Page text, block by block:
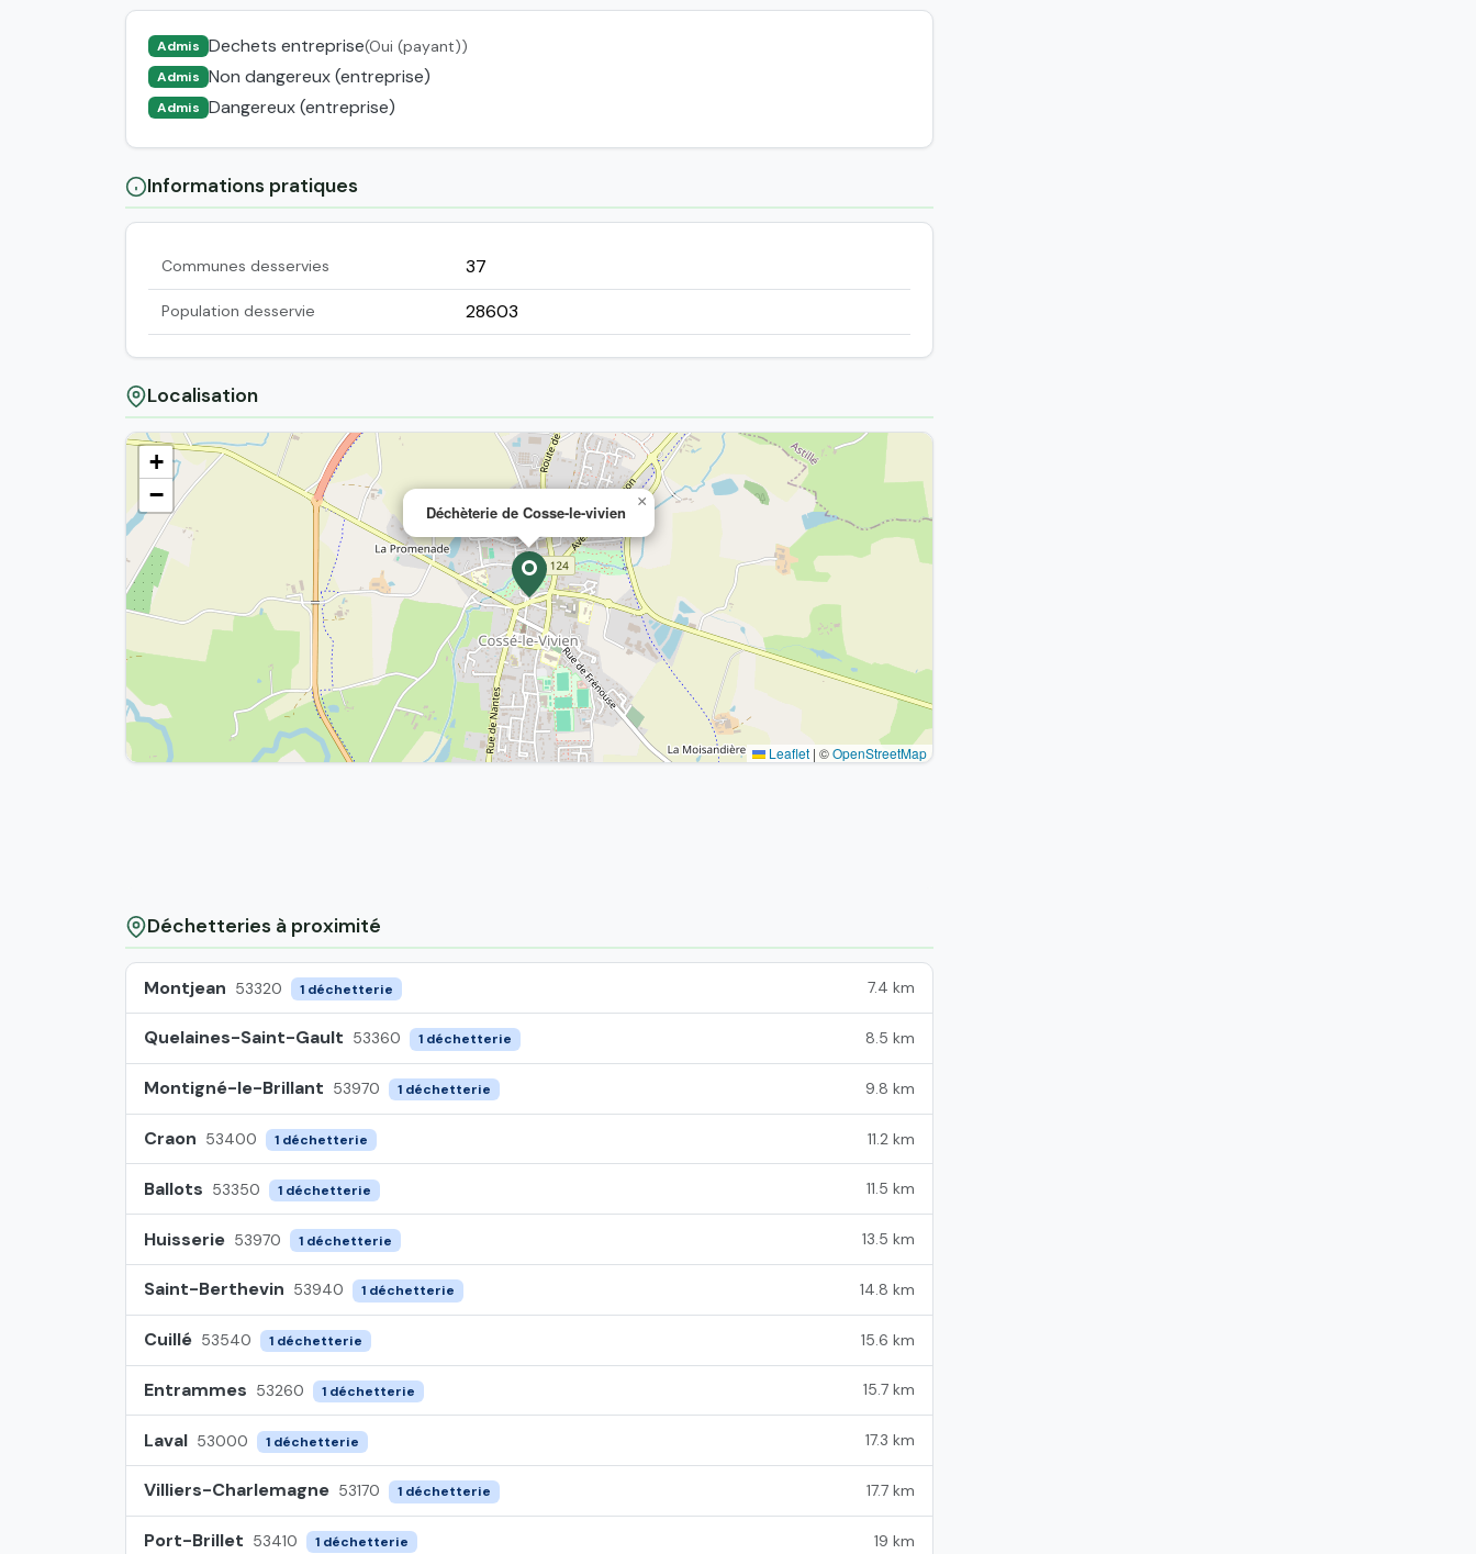
Admis Dechets entreprise(Oui (payant))
Admis Non dangereux (entreprise)
Admis Dangereux (entreprise)
Informations pratiques
Communes desservies 37
Population desservie 28603
Localisation
Déchèterie de Cosse-le-vivien
×
+
−
Leaflet | ©OpenStreetMap
Déchetteries à proximité
Montjean 53320 1 déchetterie 7.4 km
Quelaines-Saint-Gault 53360 1 déchetterie 8.5 km
Montigné-le-Brillant 53970 1 déchetterie 9.8 km
Craon 53400 1 déchetterie 11.2 km
Ballots 53350 1 déchetterie 11.5 km
Huisserie 53970 1 déchetterie 13.5 km
Saint-Berthevin 53940 1 déchetterie 14.8 km
Cuillé 53540 1 déchetterie 15.6 km
Entrammes 53260 1 déchetterie 15.7 km
Laval 53000 1 déchetterie 17.3 km
Villiers-Charlemagne 53170 1 déchetterie 17.7 km
Port-Brillet 53410 1 déchetterie 19 km